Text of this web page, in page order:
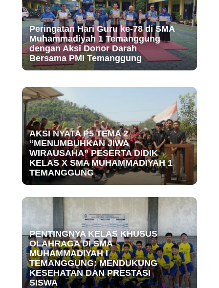
Peringatan Hari Guru ke-78 di SMA
Muhammadiyah 1 Temanggung
dengan Aksi Donor Darah
Bersama PMI Temanggung
AKSI NYATA P5 TEMA 2
“MENUMBUHKAN JIWA
WIRAUSAHA” PESERTA DIDIK
KELAS X SMA MUHAMMADIYAH 1
TEMANGGUNG
PENTINGNYA KELAS KHUSUS
OLAHRAGA DI SMA
MUHAMMADIYAH I
TEMANGGUNG: MENDUKUNG
KESEHATAN DAN PRESTASI
SISWA